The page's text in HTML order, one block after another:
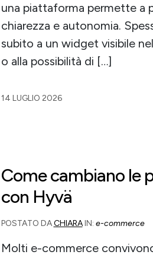
una piattaforma permette a
chiarezza e autonomia.
subito a un widget visibile
o alla possibilità di […]
14 LUGLIO 2026
Come cambiano le
con Hyvä
POSTATO DACHIARAIN: e-commerce
Molti e-commerce